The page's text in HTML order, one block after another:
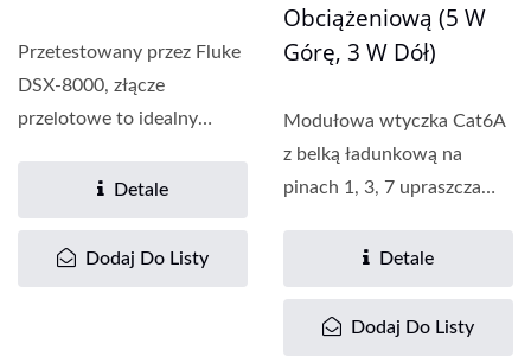
Przetestowany przez Fluke
DSX-8000, złącze
przelotowe to idealny
Detale
Dodaj Do Listy
Obciążeniową (5 W
Górę, 3 W Dół)
Modułowa wtyczka Cat6A
z belką ładunkową na
pinach 1, 3, 7 upraszcza
Detale
Dodaj Do Listy